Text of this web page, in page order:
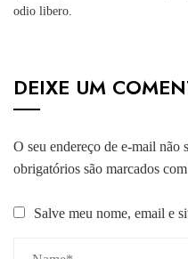
odio libero.
DEIXE UM
O seu endereço de e-mail não
obrigatórios são marcados com
Salve meu nome, email e